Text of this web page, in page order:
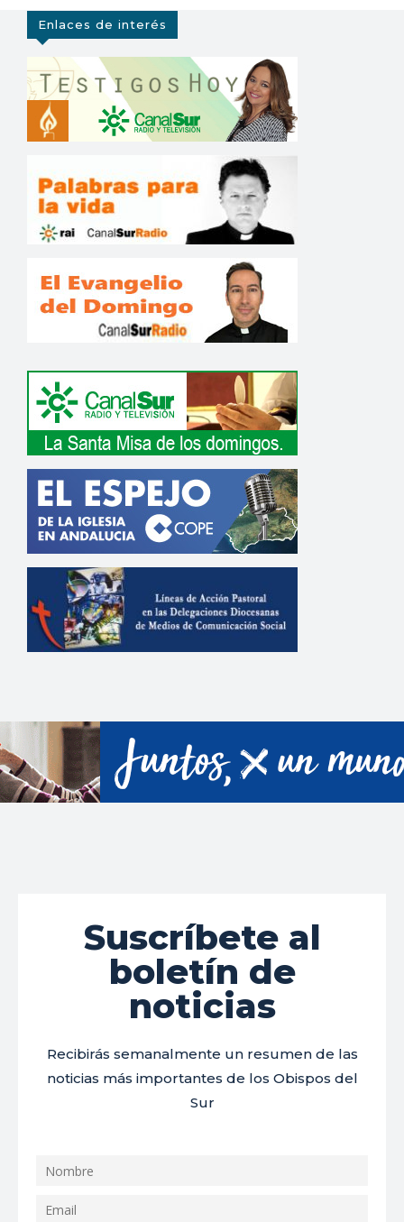
Enlaces de interés
Suscríbete al
boletín de
noticias
Recibirás semanalmente un resumen de las
noticias más importantes de los Obispos del
Sur